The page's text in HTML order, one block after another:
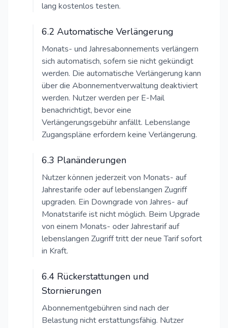
lang kostenlos testen.
6.2 Automatische Verlängerung
Monats- und Jahresabonnements verlängern
sich automatisch, sofern sie nicht gekündigt
werden. Die automatische Verlängerung kann
über die Abonnementverwaltung deaktiviert
werden. Nutzer werden per E-Mail
benachrichtigt, bevor eine
Verlängerungsgebühr anfällt. Lebenslange
Zugangspläne erfordern keine Verlängerung.
6.3 Planänderungen
Nutzer können jederzeit von Monats- auf
Jahrestarife oder auf lebenslangen Zugriff
upgraden. Ein Downgrade von Jahres- auf
Monatstarife ist nicht möglich. Beim Upgrade
von einem Monats- oder Jahrestarif auf
lebenslangen Zugriff tritt der neue Tarif sofort
in Kraft.
6.4 Rückerstattungen und
Stornierungen
Abonnementgebühren sind nach der
Belastung nicht erstattungsfähig. Nutzer